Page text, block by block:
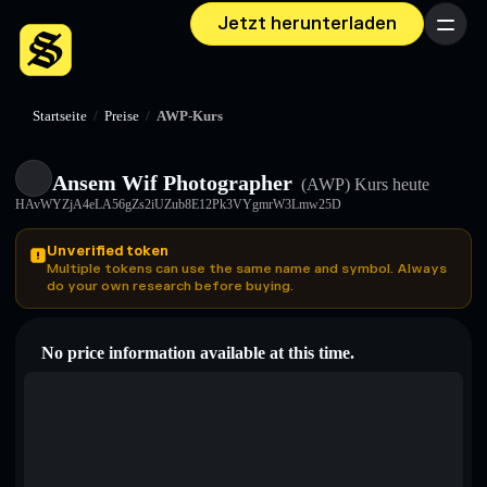
Jetzt herunterladen Menü
Startseite / Preise / AWP-Kurs
Ansem Wif Photographer (AWP) Kurs heute
HAvWYZjA4eLA56gZs2iUZub8E12Pk3VYgmrW3Lmw25D
Unverified token
Multiple tokens can use the same name and symbol. Always
do your own research before buying.
No price information available at this time.